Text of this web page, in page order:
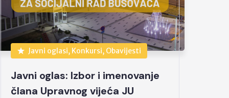
Javni oglasi, Konkursi, Obavijesti
Javni oglas: Izbor i imenovanje
člana Upravnog vijeća JU